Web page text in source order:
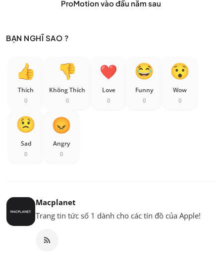
ProMotion vào đầu năm sau
BẠN NGHĨ SAO ?
Thích
0
Không Thích
0
Love
0
Funny
0
Wow
0
Sad
0
Angry
0
Macplanet
Trang tin tức số 1 dành cho các tín đồ của Apple!